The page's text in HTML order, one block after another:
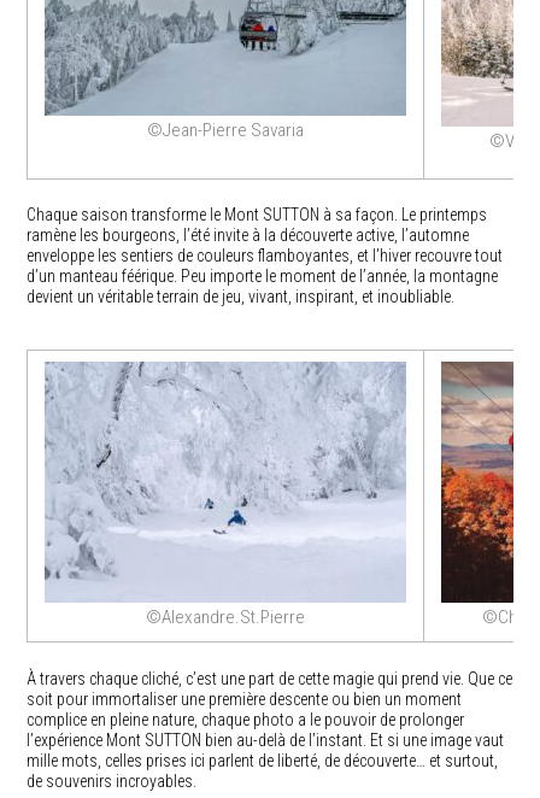
©Jean-Pierre Savaria
Chaque saison transforme le Mont SUTTON à sa façon. Le printemps
ramène les bourgeons, l’été invite à la découverte active, l’automne
enveloppe les sentiers de couleurs flamboyantes, et l’hiver recouvre tout
d’un manteau féérique. Peu importe le moment de l’année, la montagne
devient un véritable terrain de jeu, vivant, inspirant, et inoubliable.
©Alexandre.St.Pierre
À travers chaque cliché, c’est une part de cette magie qui prend vie. Que ce
soit pour immortaliser une première descente ou bien un moment
complice en pleine nature, chaque photo a le pouvoir de prolonger
l’expérience Mont SUTTON bien au-delà de l’instant. Et si une image vaut
mille mots, celles prises ici parlent de liberté, de découverte… et surtout,
de souvenirs incroyables.